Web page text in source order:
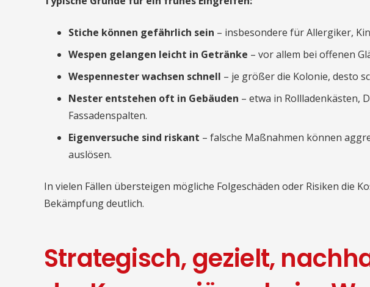
Stiche können gefährlich sein – insbesondere für Allergiker,
Wespen gelangen leicht in Getränke – vor allem bei offenen
Wespennester wachsen schnell – je größer die Kolonie, desto
Nester entstehen oft in Gebäuden – etwa in Rollladenkästen,
Fassadenspalten.
Eigenversuche sind riskant – falsche Maßnahmen können
auslösen.
In vielen Fällen übersteigen mögliche Folgeschäden oder Risiken die
Bekämpfung deutlich.
Strategisch, gezielt,